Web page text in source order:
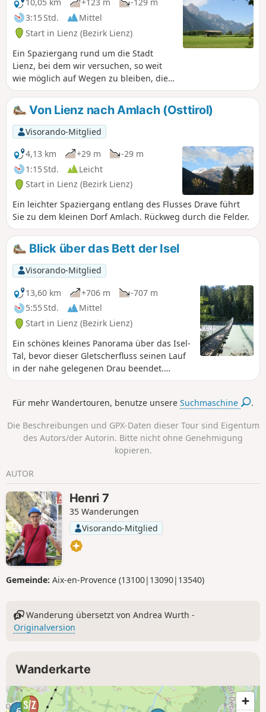
3:15 Std.
Mittel
Start in Lienz (Bezirk Lienz)
Ein Spaziergang rund um die Stadt
Lienz, bei dem wir versuchen, so weit
wie möglich auf Wegen zu bleiben, die
für motorisierte Fahrzeuge nicht erlaubt
sind. Das wird leider nicht immer der
Fall sein, da wir uns ja im Stadtgebiet
befinden, aber es ist uns dennoch
weitestgehend gelungen. So können Sie
die verschiedenen Täler und Berge rund
um die Stadt entdecken.
Von Lienz nach Amlach (Osttirol)
Visorando-Mitglied
4,13 km
+29 m
-29 m
1:15 Std.
Leicht
Start in Lienz (Bezirk Lienz)
Ein leichter Spaziergang entlang des Flusses Drave führt
Sie zu dem kleinen Dorf Amlach. Rückweg durch die Felder.
Blick über das Bett der Isel
Visorando-Mitglied
13,60 km
+706 m
-707 m
5:55 Std.
Mittel
Start in Lienz (Bezirk Lienz)
Ein schönes kleines Panorama über das Isel-
Tal, bevor dieser Gletscherfluss seinen Lauf
in der nahe gelegenen Drau beendet.
Zurück geht es an seinen Ufern entlang, wo
und Farben finden. Die Überquerung einer
wenig Würze.
Für mehr Wandertouren, benutze unsereSuchmaschine .
Die Beschreibungen und GPX-Daten dieser Tour sind Eigentum
des Autors/der Autorin. Bitte nicht ohne Genehmigung
kopieren.
AUTOR
Henri 7
35 Wanderungen
Visorando-Mitglied
Gemeinde: Aix-en-Provence (13100|13090|13540)
Wanderung übersetzt von Andrea Wurth -
Originalversion
Wanderkarte